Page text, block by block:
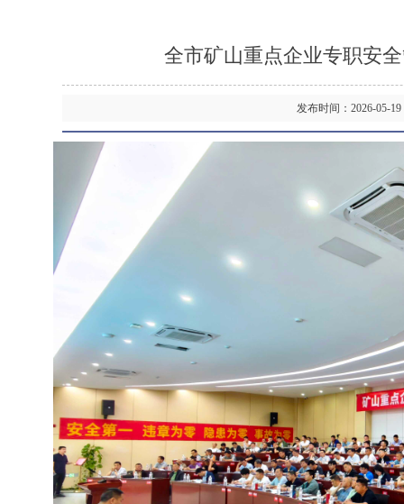
全市矿山重点企业专职安
发布时间：2026-